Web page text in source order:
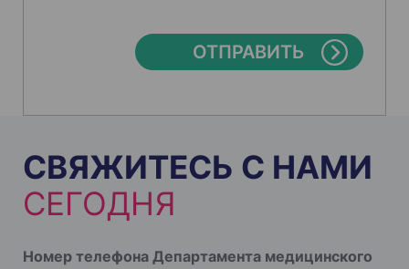
СВЯЖИТЕСЬ С НАМИ
СЕГОДНЯ
Номер телефона Департамента медицинского